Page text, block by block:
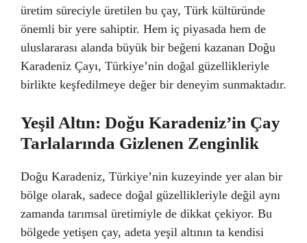
üretim süreciyle üretilen bu çay, Türk kültüründe
önemli bir yere sahiptir. Hem iç piyasada hem de
uluslararası alanda büyük bir beğeni kazanan Doğu
Karadeniz Çayı, Türkiye’nin doğal güzellikleriyle
birlikte keşfedilmeye değer bir deneyim sunmaktadır.
Yeşil Altın: Doğu Karadeniz’in Çay
Tarlalarında Gizlenen Zenginlik
Doğu Karadeniz, Türkiye’nin kuzeyinde yer alan bir
bölge olarak, sadece doğal güzellikleriyle değil aynı
zamanda tarımsal üretimiyle de dikkat çekiyor. Bu
bölgede yetişen çay, adeta yeşil altının ta kendisi